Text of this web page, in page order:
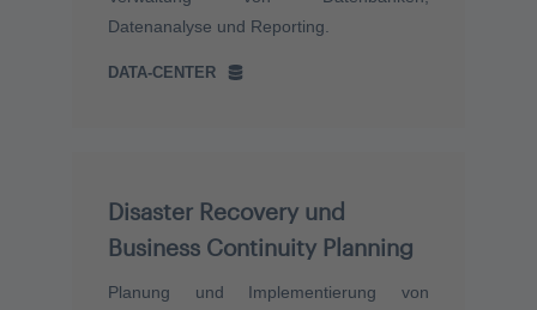
Datenanalyse und Reporting.
DATA-CENTER
Disaster Recovery und
Business Continuity Planning
Planung und Implementierung von